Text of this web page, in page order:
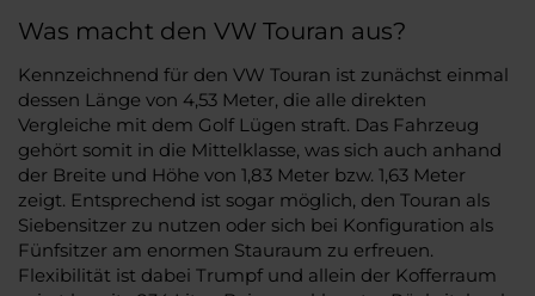
Was macht den VW Touran aus?
Kennzeichnend für den VW Touran ist zunächst einmal
dessen Länge von 4,53 Meter, die alle direkten
Vergleiche mit dem Golf Lügen straft. Das Fahrzeug
gehört somit in die Mittelklasse, was sich auch anhand
der Breite und Höhe von 1,83 Meter bzw. 1,63 Meter
zeigt. Entsprechend ist sogar möglich, den Touran als
Siebensitzer zu nutzen oder sich bei Konfiguration als
Fünfsitzer am enormen Stauraum zu erfreuen.
Flexibilität ist dabei Trumpf und allein der Kofferraum